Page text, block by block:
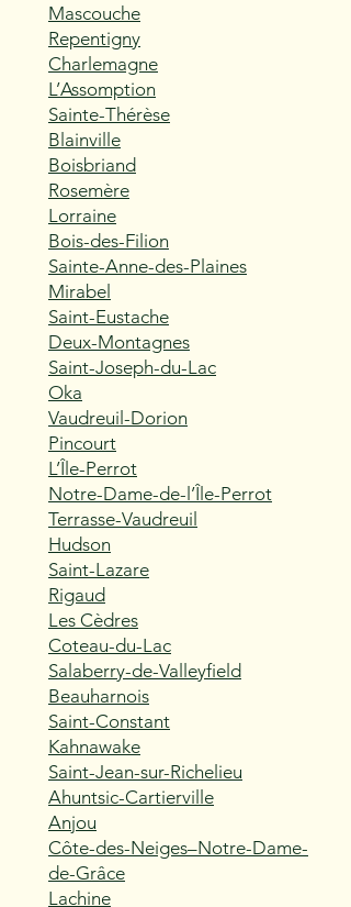
Mascouche
Repentigny
Charlemagne
L’Assomption
Sainte-Thérèse
Blainville
Boisbriand
Rosemère
Lorraine
Bois-des-Filion
Sainte-Anne-des-Plaines
Mirabel
Saint-Eustache
Deux-Montagnes
Saint-Joseph-du-Lac
Oka
Vaudreuil-Dorion
Pincourt
L’Île-Perrot
Notre-Dame-de-l’Île-Perrot
Terrasse-Vaudreuil
Hudson
Saint-Lazare
Rigaud
Les Cèdres
Coteau-du-Lac
Salaberry-de-Valleyfield
Beauharnois
Saint-Constant
Kahnawake
Saint-Jean-sur-Richelieu
Ahuntsic-Cartierville
Anjou
Côte-des-Neiges–Notre-Dame-
de-Grâce
Lachine